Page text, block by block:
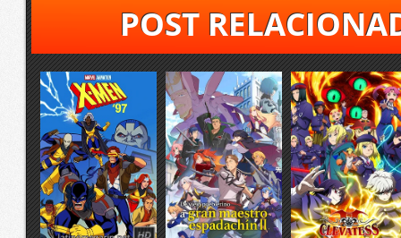
POST